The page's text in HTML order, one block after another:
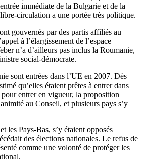
immédiate de la Bulgarie et de la
circulation a une portée très politique.
gouvernés par des partis affiliés au
à l’élargissement de l’espace
n’a d’ailleurs pas inclus la Roumanie,
social-démocrate.
sont entrées dans l’UE en 2007. Dès
qu’elles étaient prêtes à entrer dans
pour entrer en vigueur, la proposition
au Conseil, et plusieurs pays s’y
les Pays-Bas, s’y étaient opposés
des élections nationales. Le refus de
comme une volonté de protéger les